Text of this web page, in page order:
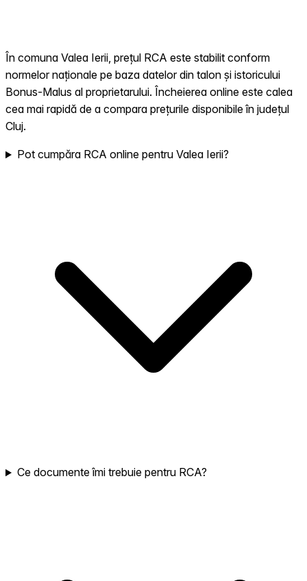
În comuna Valea Ierii, prețul RCA este stabilit conform
normelor naționale pe baza datelor din talon și istoricului
Bonus-Malus al proprietarului. Încheierea online este calea
cea mai rapidă de a compara prețurile disponibile în județul
Cluj.
Pot cumpăra RCA online pentru Valea Ierii?
Ce documente îmi trebuie pentru RCA?